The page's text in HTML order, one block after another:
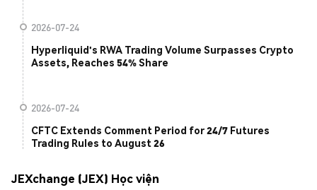
2026-07-24
Hyperliquid's RWA Trading Volume Surpasses Crypto
Assets, Reaches 54% Share
2026-07-24
CFTC Extends Comment Period for 24/7 Futures
Trading Rules to August 26
JEXchange (JEX) Học viện